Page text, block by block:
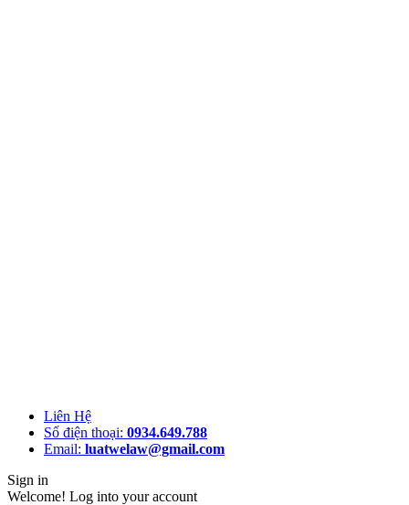
Liên Hệ
Số điện thoại: 0934.649.788
Email: luatwelaw@gmail.com
Sign in
Welcome! Log into your account